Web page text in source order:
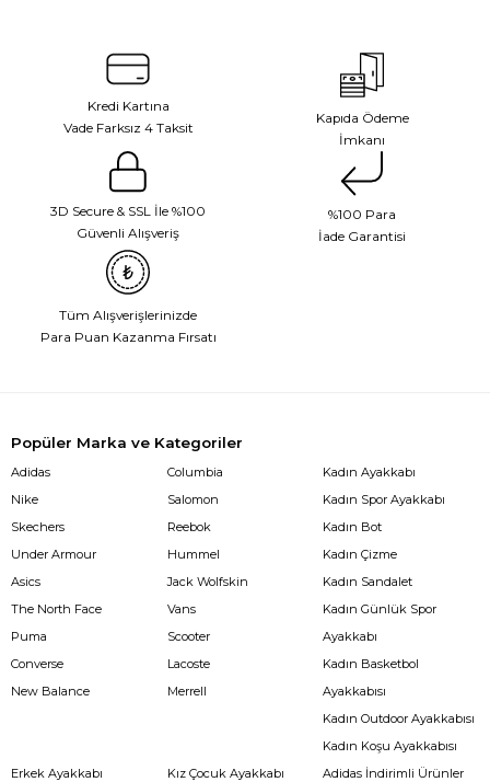
Kredi Kartına
Vade Farksız 4 Taksit
Kapıda Ödeme
İmkanı
3D Secure & SSL İle %100
Güvenli Alışveriş
%100 Para
İade Garantisi
Tüm Alışverişlerinizde
Para Puan Kazanma Fırsatı
Popüler Marka ve Kategoriler
Adidas
Nike
Skechers
Under Armour
Asics
The North Face
Puma
Converse
New Balance
Columbia
Salomon
Reebok
Hummel
Jack Wolfskin
Vans
Scooter
Lacoste
Merrell
Kadın Ayakkabı
Kadın Spor Ayakkabı
Kadın Bot
Kadın Çizme
Kadın Sandalet
Kadın Günlük Spor
Ayakkabı
Kadın Basketbol
Ayakkabısı
Kadın Outdoor Ayakkabısı
Kadın Koşu Ayakkabısı
Erkek Ayakkabı
Kız Çocuk Ayakkabı
Adidas İndirimli Ürünler